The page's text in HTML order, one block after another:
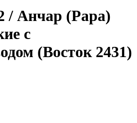
/ Анчар (Papa)
с
(Восток 2431)